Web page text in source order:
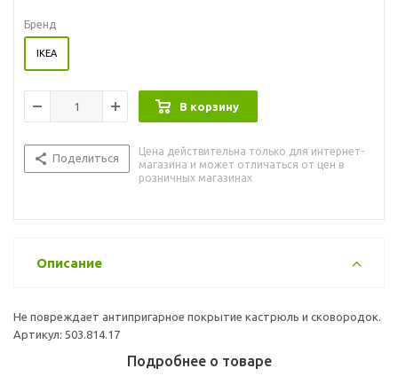
Бренд
IKEA
В корзину
Поделиться
Цена действительна только для интернет-
магазина и может отличаться от цен в
розничных магазинах
Описание
Не повреждает антипригарное покрытие кастрюль и сковородок.
Артикул: 503.814.17
Подробнее о товаре